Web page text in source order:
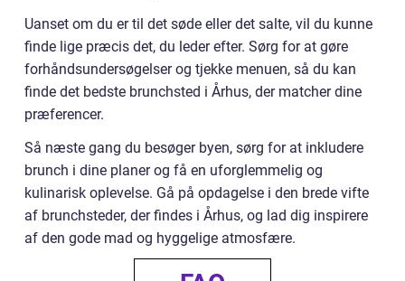
Uanset om du er til det søde eller det salte, vil du kunne
finde lige præcis det, du leder efter. Sørg for at gøre
forhåndsundersøgelser og tjekke menuen, så du kan
finde det bedste brunchsted i Århus, der matcher dine
præferencer.
Så næste gang du besøger byen, sørg for at inkludere
brunch i dine planer og få en uforglemmelig og
kulinarisk oplevelse. Gå på opdagelse i den brede vifte
af brunchsteder, der findes i Århus, og lad dig inspirere
af den gode mad og hyggelige atmosfære.